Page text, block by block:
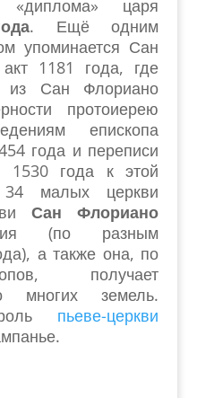
царя
. Ещё одним
упоминается Сан
1181 года, где
из Сан Флориано
протоиерею
епископа
года и переписи
1530 года к этой
34 малых церкви
Сан Флориано
(по разным
а также она, по
получает
многих земель.
пьеве-церкви